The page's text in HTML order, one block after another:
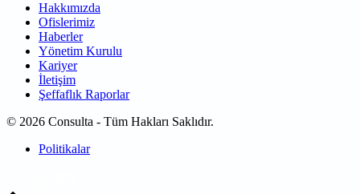
Hakkımızda
Ofislerimiz
Haberler
Yönetim Kurulu
Kariyer
İletişim
Şeffaflık Raporlar
© 2026 Consulta - Tüm Hakları Saklıdır.
Politikalar